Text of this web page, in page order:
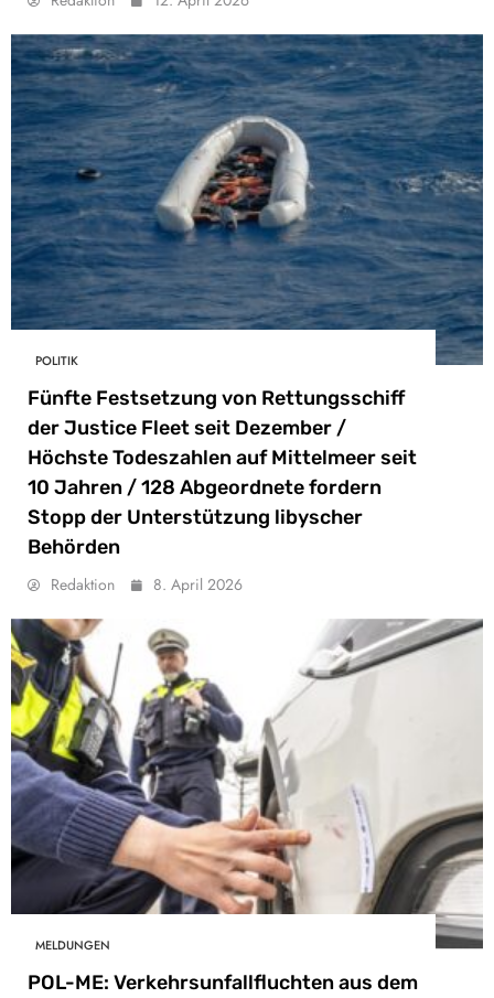
POLITIK
Fünfte Festsetzung von Rettungsschiff
der Justice Fleet seit Dezember /
Höchste Todeszahlen auf Mittelmeer seit
10 Jahren / 128 Abgeordnete fordern
Stopp der Unterstützung libyscher
Behörden
Redaktion 8. April 2026
MELDUNGEN
POL-ME: Verkehrsunfallfluchten aus dem